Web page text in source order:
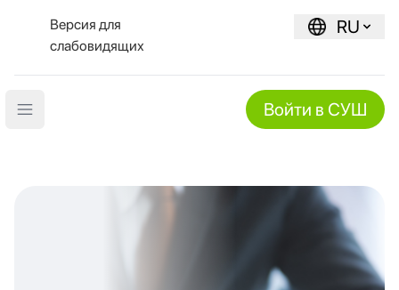
Версия для
слабовидящих
RU
Open main menu Войти в СУШ